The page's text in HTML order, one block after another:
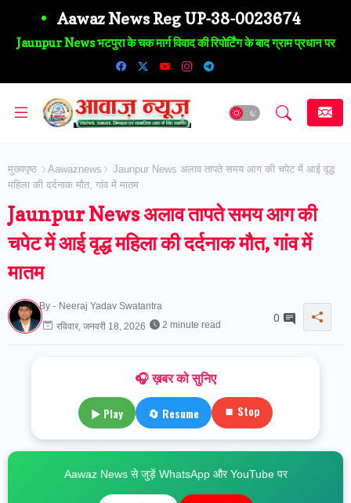
Aawaz News Reg UP-38-0023674
Jaunpur News लेखपालों का फूटा सब्र: लंबित मांगों पर आर-पार की चेतावनी,
राजस्व परिषद को सौंपा ज्ञापन
मुख्यपृष्ठ Aawaznews
Jaunpur News अलाव तापते समय आग की चपेट में आई वृद्ध
महिला की दर्दनाक मौत, गांव में मातम
Jaunpur News अलाव तापते समय आग की
चपेट में आई वृद्ध महिला की दर्दनाक मौत, गांव में
मातम
By - Neeraj Yadav Swatantra
रविवार, जनवरी 18, 2026
2 minute read
0
🎧 ख़बर को सुनिए
▶ Play 🔄 Resume ⏹ Stop
Aawaz News से जुड़ें WhatsApp और YouTube पर